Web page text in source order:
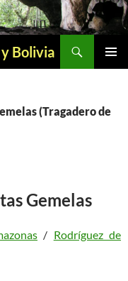
Bolivia
(Tragadero de
Gemelas
/ Rodríguez de